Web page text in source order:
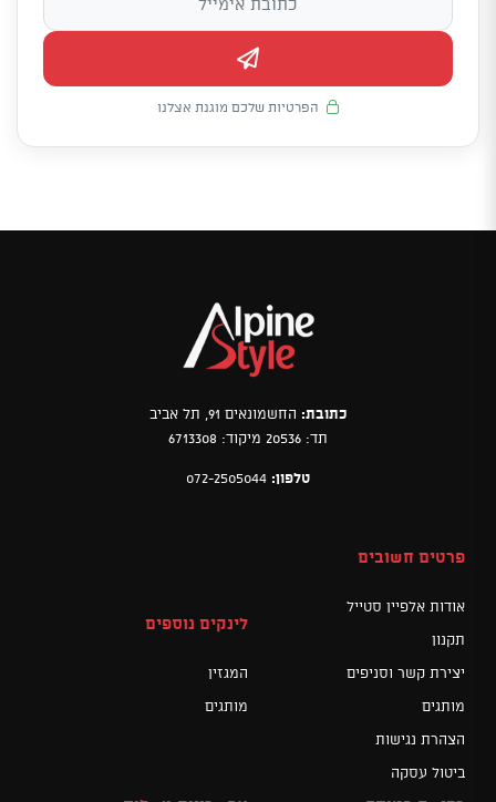
הפרטיות שלכם מוגנת אצלנו
כתובת: החשמונאים 91, תל אביב
תד: 20536 מיקוד: 6713308
טלפון: 072-2505044
פרטים חשובים
אודות אלפיין סטייל
תקנון
יצירת קשר וסניפים
מותגים
הצהרת נגישות
ביטול עסקה
לינקים נוספים
המגזין
מותגים